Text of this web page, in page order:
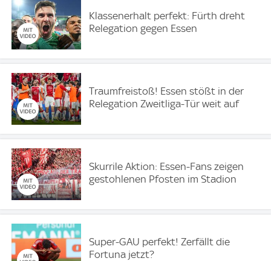
Klassenerhalt perfekt: Fürth dreht
Relegation gegen Essen
Traumfreistoß! Essen stößt in der
Relegation Zweitliga-Tür weit auf
Skurrile Aktion: Essen-Fans zeigen
gestohlenen Pfosten im Stadion
Super-GAU perfekt! Zerfällt die
Fortuna jetzt?